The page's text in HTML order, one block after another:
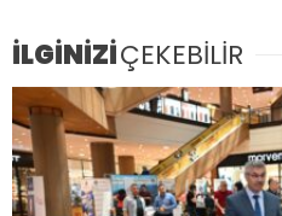
İLGİNİZİÇEKEBİLİR